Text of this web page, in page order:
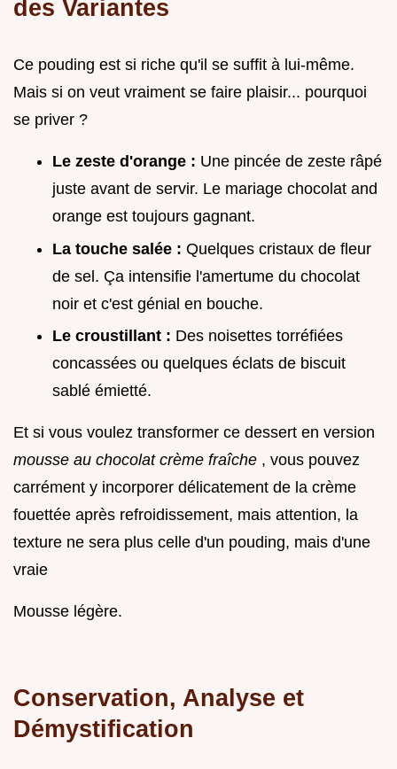
des Variantes
Ce pouding est si riche qu'il se suffit à lui-même.
Mais si on veut vraiment se faire plaisir... pourquoi
se priver ?
Le zeste d'orange : Une pincée de zeste râpé
juste avant de servir. Le mariage chocolat and
orange est toujours gagnant.
La touche salée : Quelques cristaux de fleur
de sel. Ça intensifie l'amertume du chocolat
noir et c'est génial en bouche.
Le croustillant : Des noisettes torréfiées
concassées ou quelques éclats de biscuit
sablé émietté.
Et si vous voulez transformer ce dessert en version
mousse au chocolat crème fraîche , vous pouvez
carrément y incorporer délicatement de la crème
fouettée après refroidissement, mais attention, la
texture ne sera plus celle d'un pouding, mais d'une
vraie
Mousse légère.
Conservation, Analyse et
Démystification